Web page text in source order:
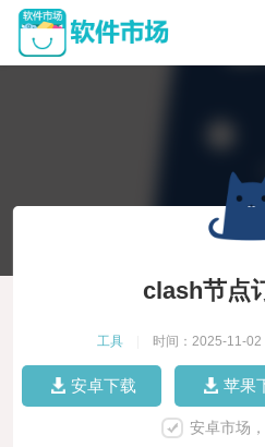
clash节点
工具 时间：2025-11-02
安卓下载 苹果
安卓市场